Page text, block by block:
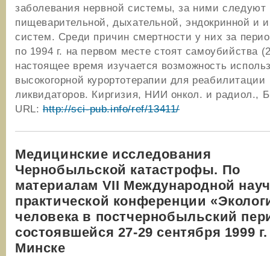
заболевания нервной системы, за ними следуют
пищеварительной, дыхательной, эндокринной и
систем. Среди причин смертности у них за
по 1994 г. на первом месте стоят самоубийства
настоящее время изучается возможность
высокогорной курортотерапии для реабилитации
ликвидаторов. Киргизия, НИИ онкол. и радиол.,
URL: http://sci-pub.info/ref/13411/
Медицинские исследования
Чернобыльской катастрофы. По
материалам VII Международной
практической конференции
человека в постчернобыльский
состоявшейся 27-29 сентября 1999
Минске